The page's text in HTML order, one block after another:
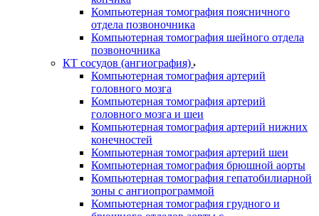
Компьютерная томография поясничного
отдела позвоночника
Компьютерная томография шейного отдела
позвоночника
КТ сосудов (ангиография)
Компьютерная томография артерий
головного мозга
Компьютерная томография артерий
головного мозга и шеи
Компьютерная томография артерий нижних
конечностей
Компьютерная томография артерий шеи
Компьютерная томография брюшной аорты
Компьютерная томография гепатобилиарной
зоны с ангиопрограммой
Компьютерная томография грудного и